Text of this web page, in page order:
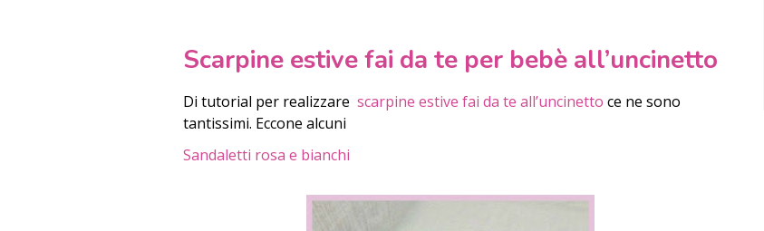
Scarpine estive fai da te per bebè all’uncinetto
Di tutorial per realizzare scarpine estive fai da te all’uncinetto ce ne sono
tantissimi. Eccone alcuni
Sandaletti rosa e bianchi